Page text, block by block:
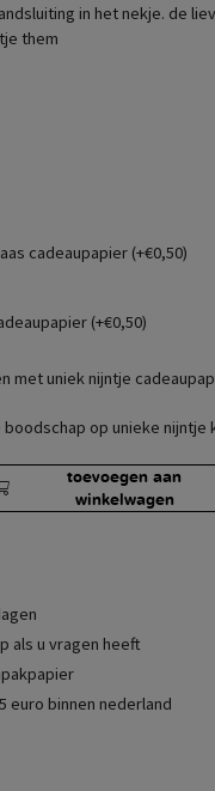
in het nekje. de
them
cadeaupapier (+€0,50)
(+€0,50)
met uniek nijntje
op unieke nijntje
toevoegen aan
winkelwagen
als u vragen heeft
euro binnen nederland